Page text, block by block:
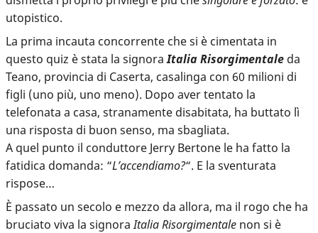
utopistico.
La prima incauta concorrente che si è cimentata in
questo quiz è stata la signoraItalia Risorgimentale da
Teano, provincia di Caserta, casalinga con 60 milioni di
figli (uno più, uno meno). Dopo aver tentato la
telefonata a casa, stranamente disabitata, ha buttato lì
una risposta di buon senso, ma sbagliata.
A quel punto il conduttore Jerry Bertone le ha fatto la
fatidica domanda: “L’accendiamo?“. E la sventurata
rispose…
È passato un secolo e mezzo da allora, ma il rogo che ha
bruciato viva la signoraItalia Risorgimentale non si è